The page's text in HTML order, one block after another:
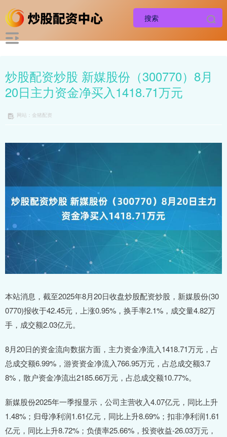
炒股配资炒股 新媒股份（300770）8月
20日主力资金净买入1418.71万元
网站：金猪配资
本站消息，截至2025年8月20日收盘炒股配资炒股，新媒股份(30
0770)报收于42.45元，上涨0.95%，换手率2.1%，成交量4.82万
手，成交额2.03亿元。
8月20日的资金流向数据方面，主力资金净流入1418.71万元，占
总成交额6.99%，游资资金净流入766.95万元，占总成交额3.7
8%，散户资金净流出2185.66万元，占总成交额10.77%。
新媒股份2025年一季报显示，公司主营收入4.07亿元，同比上升
1.48%；归母净利润1.61亿元，同比上升8.69%；扣非净利润1.61
亿元，同比上升8.72%；负债率25.66%，投资收益-26.03万元，